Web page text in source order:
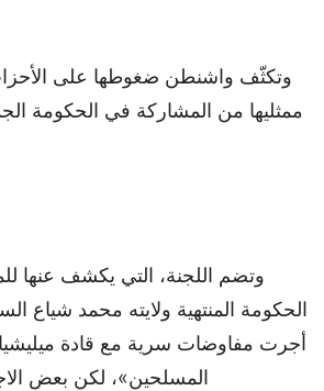
وتكثّف واشنطن ضغوطها على
ممثليها من المشاركة في الحكومة
وتضم اللجنة، التي يكشف عنها
الحكومة المنتهية ولايته محمد شياع
أجرت مفاوضات سرية مع قادة
المسلحين»، لكن بعض